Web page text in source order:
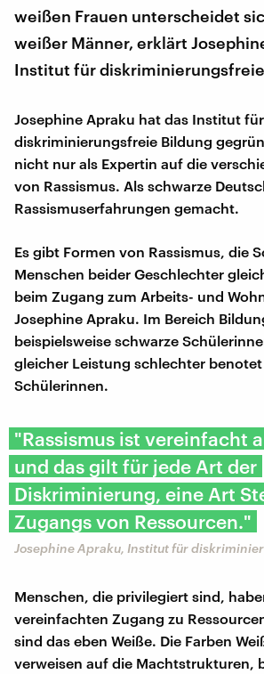
weißen Frauen unterscheidet
weißer Männer, erklärt
Institut für
Josephine Apraku hat das Institut für
diskriminierungsfreie Bildung
nicht nur als Expertin auf die
von Rassismus. Als schwarze
Rassismuserfahrungen gemacht.
Es gibt Formen von Rassismus, die
Menschen beider Geschlechter
beim Zugang zum Arbeits- und
Josephine Apraku. Im Bereich
beispielsweise schwarze
gleicher Leistung schlechter benotet
Schülerinnen.
"Rassismus ist vereinfacht
und das gilt für jede Art der
Diskriminierung, eine Art
Zugangs von Ressourcen."
Josephine Apraku, Institut für
Menschen, die privilegiert sind,
vereinfachten Zugang zu
sind das eben Weiße. Die Farben
verweisen auf die Machtstrukturen,